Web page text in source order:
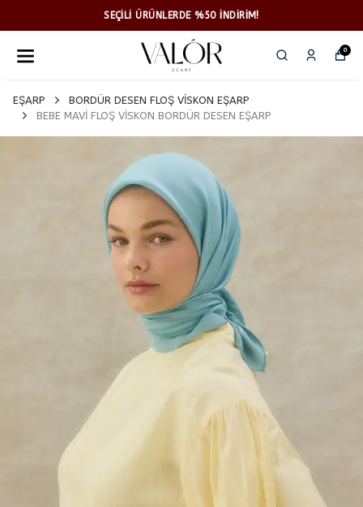
SEÇİLİ ÜRÜNLERDE %50 İNDİRİM!
0
EŞARP
BORDÜR DESEN FLOŞ VİSKON EŞARP
BEBE MAVİ FLOŞ VİSKON BORDÜR DESEN EŞARP